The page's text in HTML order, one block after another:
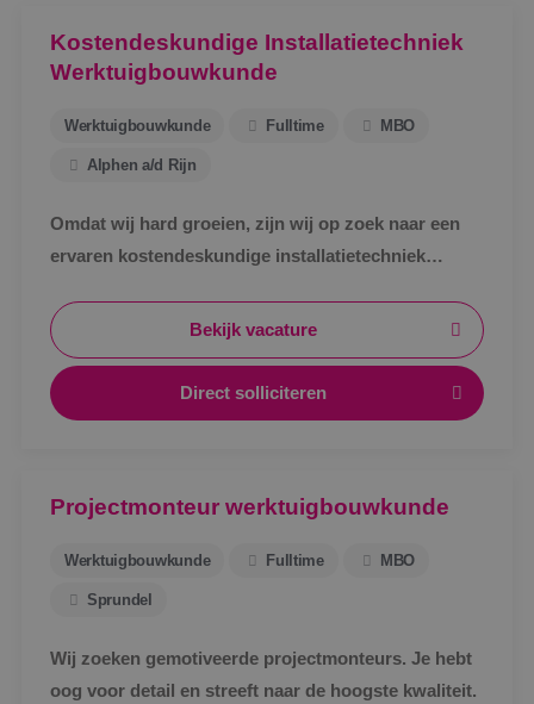
Kostendeskundige Installatietechniek
Werktuigbouwkunde
Werktuigbouwkunde Fulltime MBO
Alphen a/d Rijn
Omdat wij hard groeien, zijn wij op zoek naar een
ervaren kostendeskundige installatietechniek
Bekijk vacature
Direct solliciteren
Projectmonteur werktuigbouwkunde
Werktuigbouwkunde Fulltime MBO
Sprundel
Wij zoeken gemotiveerde projectmonteurs. Je hebt
oog voor detail en streeft naar de hoogste kwaliteit.